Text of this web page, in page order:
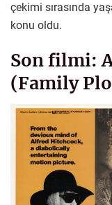
çekimi sırasında
konu oldu.
Son filmi:
(Family